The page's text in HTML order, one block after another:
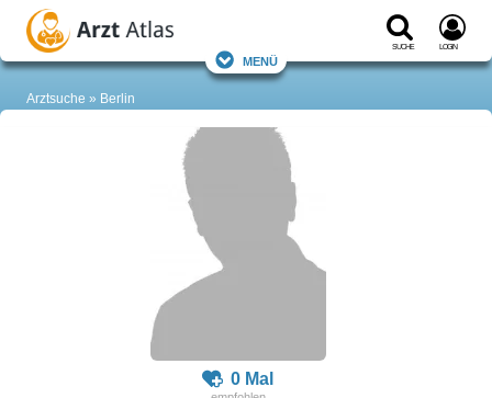
Suche Login
Menü
Arztsuche Berlin
0 Mal